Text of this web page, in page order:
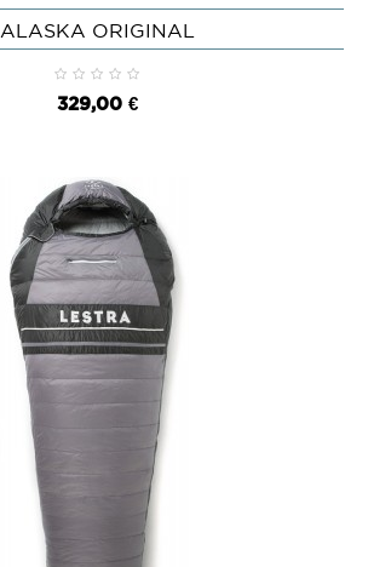
ALASKA ORIGINAL
329,00 €